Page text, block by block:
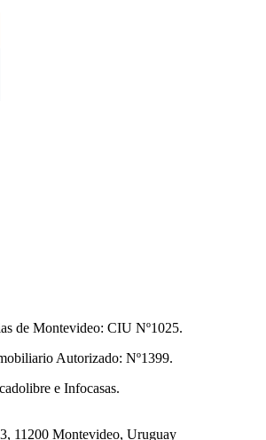
de Montevideo: CIU Nº1025.
Autorizado: Nº1399.
e Infocasas.
11200 Montevideo, Uruguay